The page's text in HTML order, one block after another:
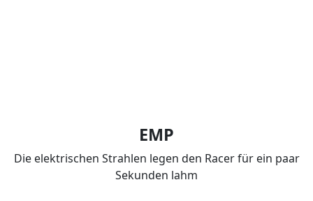
EMP
Die elektrischen Strahlen legen den Racer für ein paar
Sekunden lahm